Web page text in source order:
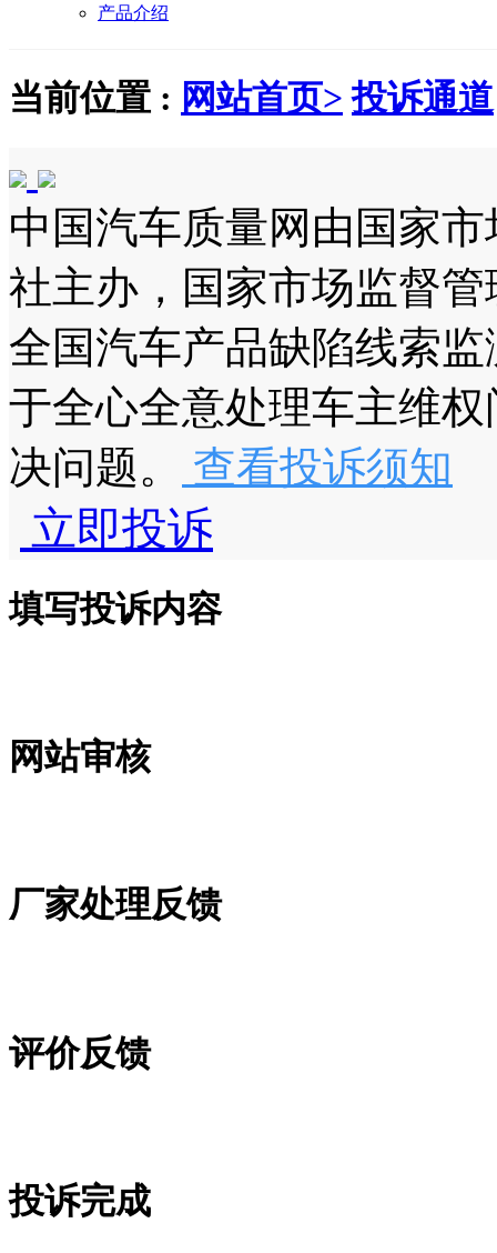
产品介绍
当前位置 : 网站首页> 投诉通道
中国汽车质量网由国家
社主办，国家市场监督
全国汽车产品缺陷线索
于全心全意处理车主维
决问题。
查看投诉须知
立即投诉
填写投诉内容
网站审核
厂家处理反馈
评价反馈
投诉完成